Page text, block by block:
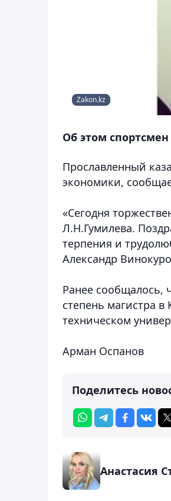
Zakon.kz
Об этом
Прославленный
экономики,
«Сегодня
Л.Н.Гумилева.
терпения и
Александр
Ранее сообщалось,
степень магистра
техническом
Арман Оспанов
Поделитесь
Анастасия